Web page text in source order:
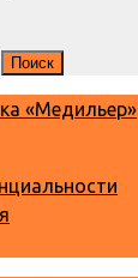
«Медильер»